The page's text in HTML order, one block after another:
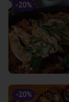
-20%
-20%